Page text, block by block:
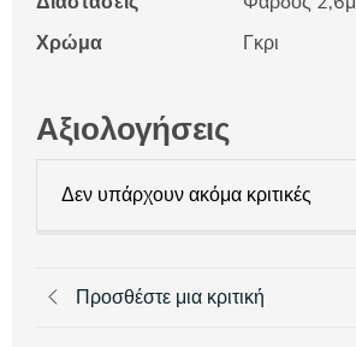
Χρώμα
Γκρι
Αξιολογήσεις
Δεν υπάρχουν ακόμα κριτικές
Προσθέστε μια κριτική